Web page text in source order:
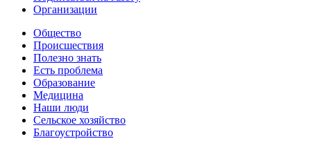
Организации
Общество
Происшествия
Полезно знать
Есть проблема
Образование
Медицина
Наши люди
Сельское хозяйство
Благоустройство